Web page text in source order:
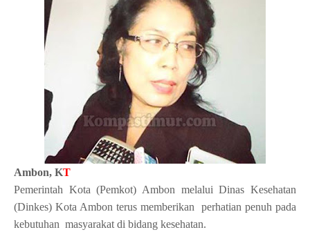
Ambon, KT
Pemerintah Kota (Pemkot) Ambon melalui Dinas Kesehatan
(Dinkes) Kota Ambon terus memberikan
perhatian penuh pada
kebutuhan masyarakat di bidang kesehatan.